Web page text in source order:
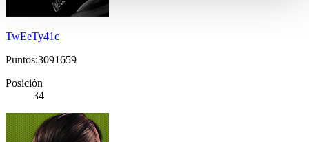
TwEeTy41c
Puntos:3091659
Posición
34